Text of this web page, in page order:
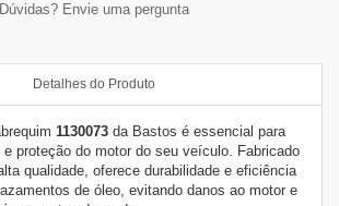
Dúvidas? Envie uma pergunta
Detalhes do Produto
1130073 da Bastos é essencial para
proteção do motor do seu veículo. Fabricado
qualidade, oferece durabilidade e eficiência
de óleo, evitando danos ao motor e